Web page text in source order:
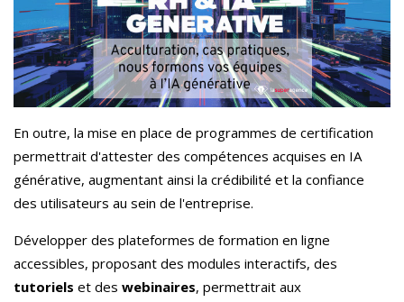
En outre, la mise en place de programmes de certification
permettrait d'attester des compétences acquises en IA
générative, augmentant ainsi la crédibilité et la confiance
des utilisateurs au sein de l'entreprise.
Développer des plateformes de formation en ligne
accessibles, proposant des modules interactifs, des
tutoriels et des webinaires, permettrait aux